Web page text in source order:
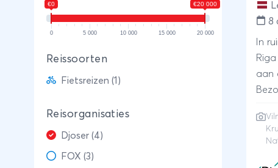
€0 €20 000
0 5 000 10 000 15 000 20 000
Reissoorten
Fietsreizen (1)
Reisorganisaties
Djoser (4)
FOX (3)
8
In
Riga
aan
naar